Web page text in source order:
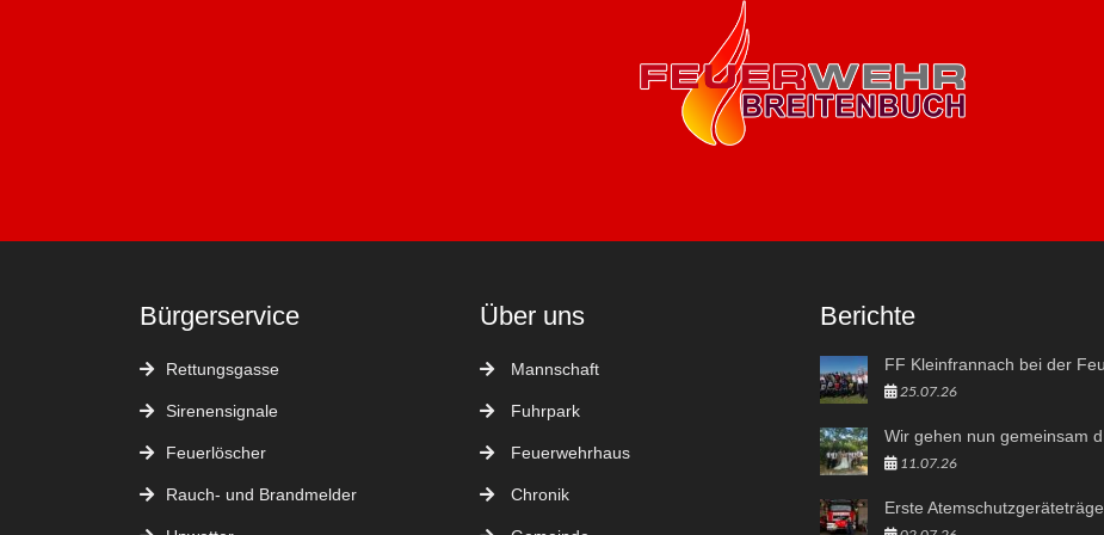
Bürgerservice
Rettungsgasse
Sirenensignale
Feuerlöscher
Rauch- und Brandmelder
Über uns
Mannschaft
Fuhrpark
Feuerwehrhaus
Chronik
Berichte
25.07.26
11.07.26